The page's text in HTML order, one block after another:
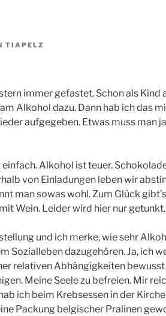
TIAPELZ
immer gefastet. Schon als Kind
Alkohol dazu. Dann hab ich das
aufgegeben. Etwas muss man
einfach. Alkohol ist teuer.
von Einladungen leben wir
man sowas wohl. Zum Glück
Wein. Leider wird hier nur
und ich merke, wie sehr
Sozialleben dazugehören. Ja, ich
relativen Abhängigkeiten bewusst
Meine Seele zu befreien. Mir
ich beim Krebsessen in der
Packung belgischer Pralinen